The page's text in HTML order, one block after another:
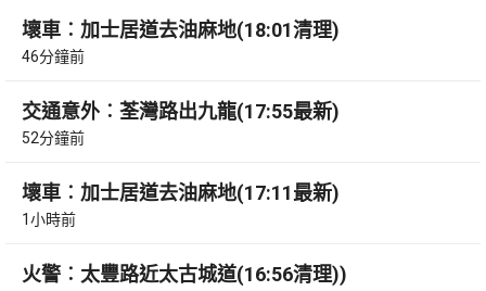
壞車︰加士居道去油麻地(18:01清理)
46分鐘前
交通意外︰荃灣路出九龍(17:55最新)
52分鐘前
壞車︰加士居道去油麻地(17:11最新)
1小時前
火警︰太豐路近太古城道(16:56清理))